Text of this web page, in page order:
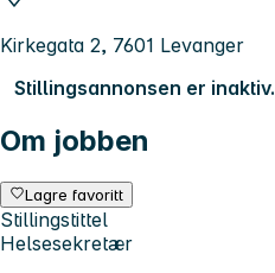
Kirkegata 2, 7601 Levanger
Stillingsannonsen er inaktiv.
Om jobben
Lagre favoritt
Stillingstittel
Helsesekretær